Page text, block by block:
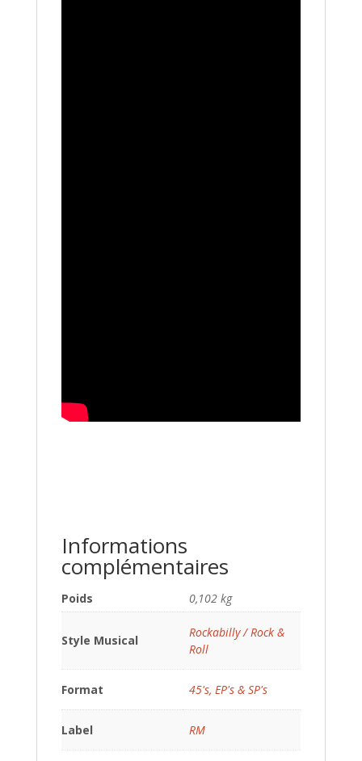
Informations
complémentaires
Poids 0,102 kg
Style Musical
Rockabilly / Rock &
Roll
Format 45's, EP's & SP's
Label RM